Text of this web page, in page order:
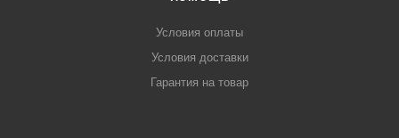
Условия оплаты
Условия доставки
Гарантия на товар